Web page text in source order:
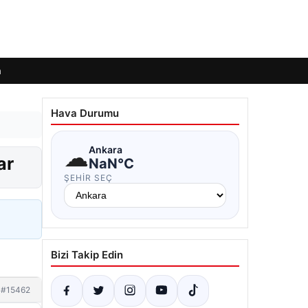
#15462
Hava Durumu
☁Ankara
NaN°C
ŞEHIR SEÇ
Bizi Takip Edin